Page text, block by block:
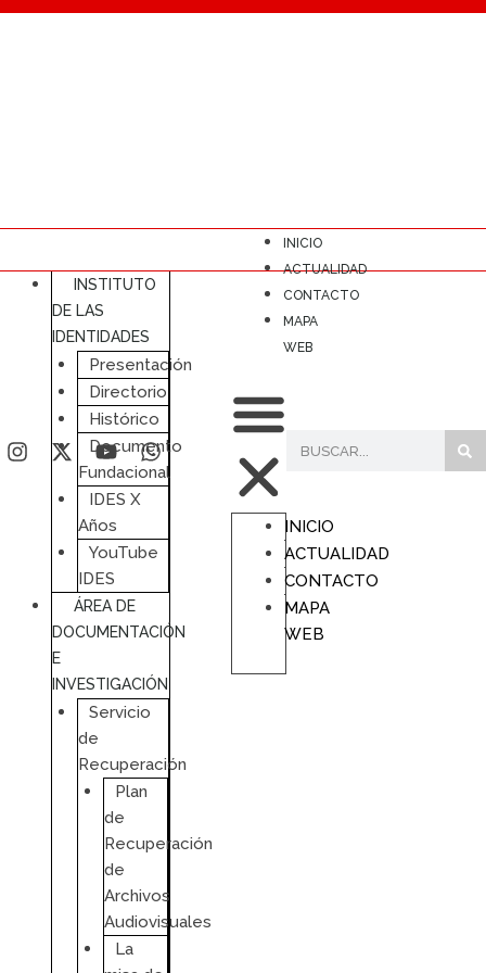
INICIO
ACTUALIDAD
CONTACTO
MAPA
WEB
INICIO
ACTUALIDAD
CONTACTO
MAPA
WEB
INSTITUTO
DE LAS
IDENTIDADES
Presentación
Directorio
Histórico
Documento
Fundacional
IDES X
Años
YouTube
IDES
ÁREA DE
DOCUMENTACIÓN
E
INVESTIGACIÓN
Servicio
de
Recuperación
Plan
de
Recuperación
de
Archivos
Audiovisuales
La